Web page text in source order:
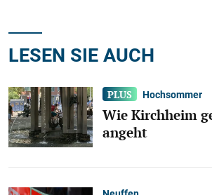
LESEN SIE AUCH
Hochsommer
Wie Kirchheim
angeht